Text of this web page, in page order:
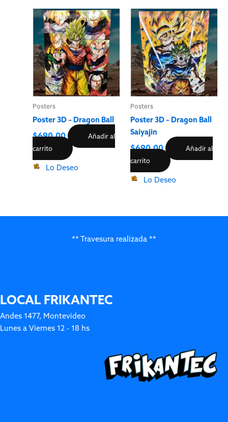
Posters
Poster 3D – Dragon Ball
$690.00
Añadir al
carrito
Lo Deseo
Posters
Poster 3D – Dragon Ball
Saiyajin
$690.00
Añadir al
carrito
Lo Deseo
** Travesura realizada **
LOCAL FRIKANTEC
Andes 1477, Montevideo
Lunes a Viernes 12 - 18 hs